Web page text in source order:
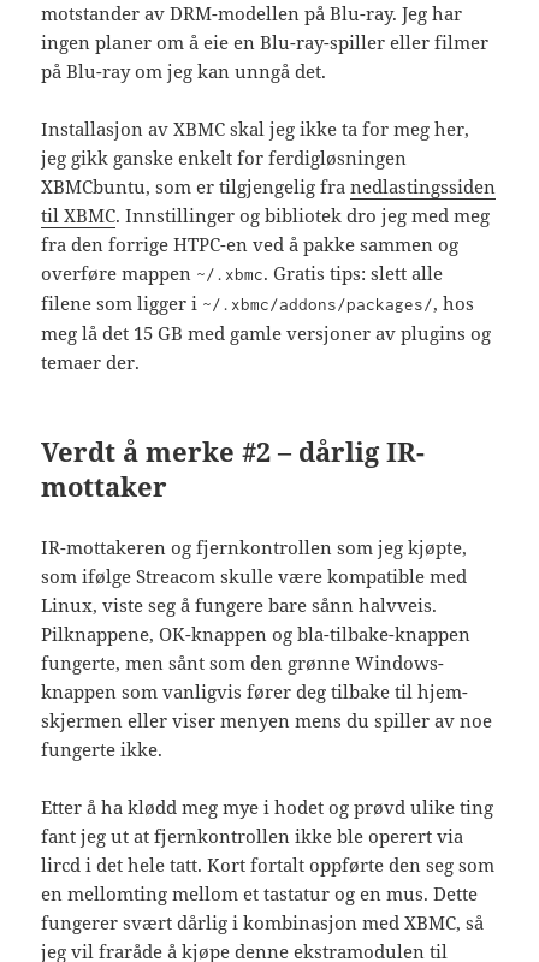
motstander av DRM-modellen på Blu-ray. Jeg har
ingen planer om å eie en Blu-ray-spiller eller filmer
på Blu-ray om jeg kan unngå det.
Installasjon av XBMC skal jeg ikke ta for meg her,
jeg gikk ganske enkelt for ferdigløsningen
XBMCbuntu, som er tilgjengelig franedlastingssiden
til XBMC. Innstillinger og bibliotek dro jeg med meg
fra den forrige HTPC-en ved å pakke sammen og
overføre mappen ~/.xbmc. Gratis tips: slett alle
filene som ligger i ~/.xbmc/addons/packages/, hos
meg lå det 15 GB med gamle versjoner av plugins og
temaer der.
Verdt å merke #2 – dårlig IR-
mottaker
IR-mottakeren og fjernkontrollen som jeg kjøpte,
som ifølge Streacom skulle være kompatible med
Linux, viste seg å fungere bare sånn halvveis.
Pilknappene, OK-knappen og bla-tilbake-knappen
fungerte, men sånt som den grønne Windows-
knappen som vanligvis fører deg tilbake til hjem-
skjermen eller viser menyen mens du spiller av noe
fungerte ikke.
Etter å ha klødd meg mye i hodet og prøvd ulike ting
fant jeg ut at fjernkontrollen ikke ble operert via
lircd i det hele tatt. Kort fortalt oppførte den seg som
en mellomting mellom et tastatur og en mus. Dette
fungerer svært dårlig i kombinasjon med XBMC, så
jeg vil fraråde å kjøpe denne ekstramodulen til